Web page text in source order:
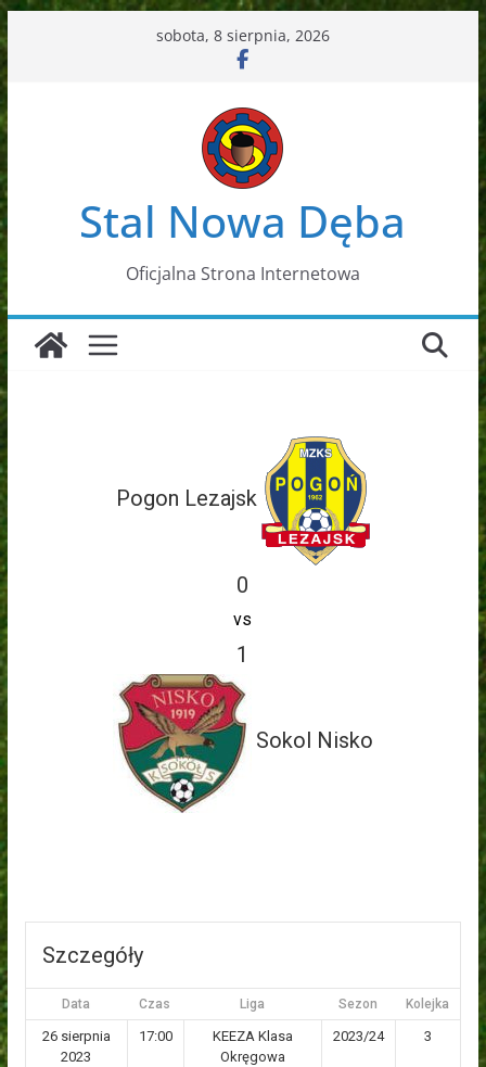
Przejdź
do
treści
sobota, 8 sierpnia, 2026
Stal Nowa Dęba
Oficjalna Strona Internetowa
Pogon Lezajsk
0
vs
1
Sokol Nisko
Szczegóły
Data Czas Liga Sezon Kolejka
26 sierpnia
2023
17:00
KEEZA Klasa
Okręgowa
2023/24 3